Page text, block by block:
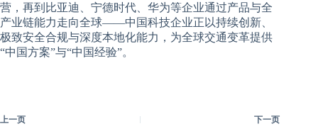
营，再到比亚迪、宁德时代、华为等企业通过产品与全
产业链能力走向全球——中国科技企业正以持续创新、
极致安全合规与深度本地化能力，为全球交通变革提供
“中国方案”与“中国经验”。
上一页 下一页